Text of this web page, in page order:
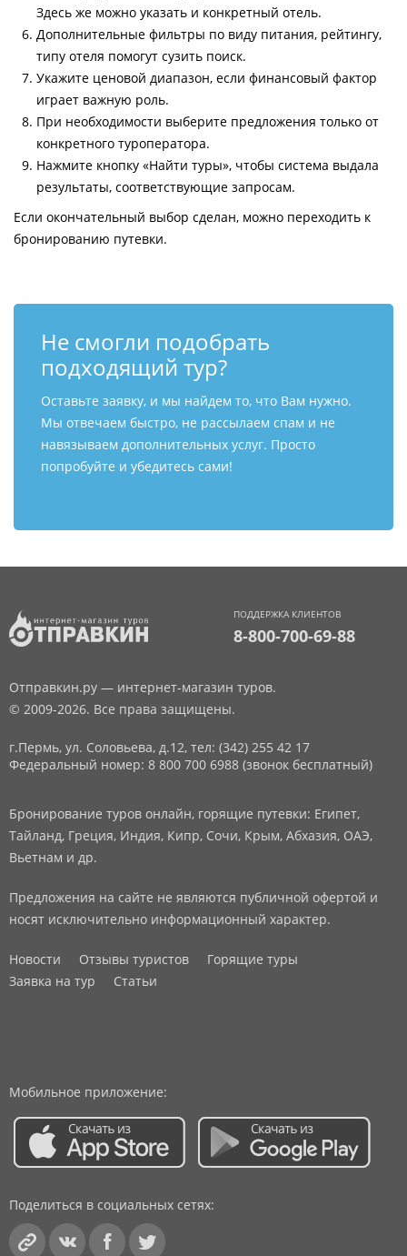
Здесь же можно указать и конкретный отель.
Дополнительные фильтры по виду питания, рейтингу,
типу отеля помогут сузить поиск.
Укажите ценовой диапазон, если финансовый фактор
играет важную роль.
При необходимости выберите предложения только от
конкретного туроператора.
Нажмите кнопку «Найти туры», чтобы система выдала
результаты, соответствующие запросам.
Если окончательный выбор сделан, можно переходить к
бронированию путевки.
Не смогли подобрать
подходящий тур?
Оставьте заявку, и мы найдем то, что Вам нужно.
Мы отвечаем быстро, не рассылаем спам и не
навязываем дополнительных услуг. Просто
попробуйте и убедитесь сами!
ПОДДЕРЖКА КЛИЕНТОВ
8-800-700-69-88
Отправкин.ру — интернет-магазин туров.
© 2009-2026. Все права защищены.
г.Пермь, ул. Соловьева, д.12, тел: (342) 255 42 17
Федеральный номер: 8 800 700 6988 (звонок бесплатный)
Бронирование туров онлайн, горящие путевки: Египет,
Тайланд, Греция, Индия, Кипр, Сочи, Крым, Абхазия, ОАЭ,
Вьетнам и др.
Предложения на сайте не являются публичной офертой и
носят исключительно информационный характер.
Новости Отзывы туристов
Горящие туры
Заявка на тур
Статьи
Мобильное приложение:
Поделиться в социальных сетях: